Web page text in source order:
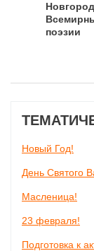
поэзии
Новый Год!
День Святого
Масленица!
23 февраля!
Подготовка к